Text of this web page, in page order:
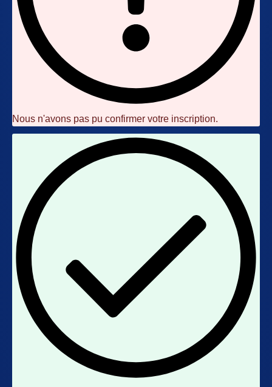
Nous n'avons pas pu confirmer votre inscription.